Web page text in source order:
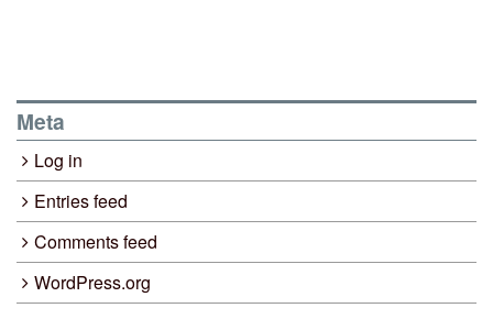
Meta
Log in
Entries feed
Comments feed
WordPress.org